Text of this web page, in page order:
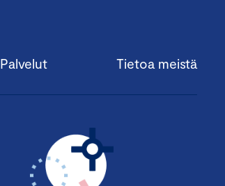
Palvelut Tietoa meistä